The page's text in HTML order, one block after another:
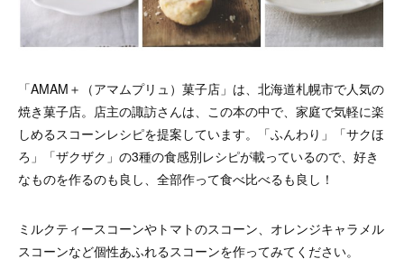
「AMAM＋（アマムプリュ）菓子店」は、北海道札幌市で人気の
焼き菓子店。店主の諏訪さんは、この本の中で、家庭で気軽に楽
しめるスコーンレシピを提案しています。「ふんわり」「サクほ
ろ」「ザクザク」の3種の食感別レシピが載っているので、好き
なものを作るのも良し、全部作って食べ比べるも良し！
ミルクティースコーンやトマトのスコーン、オレンジキャラメル
スコーンなど個性あふれるスコーンを作ってみてください。